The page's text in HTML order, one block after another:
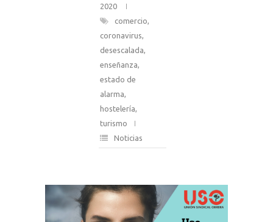
2020
comercio
coronavirus
desescalada
enseñanza
estado de
alarma
hostelería
turismo
Noticias